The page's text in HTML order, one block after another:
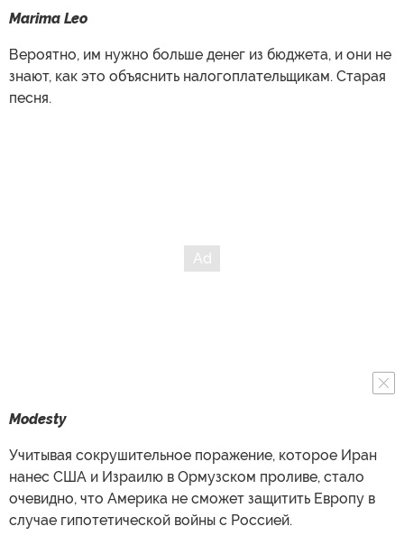
Marima Leo
Вероятно, им нужно больше денег из бюджета, и они не
знают, как это объяснить налогоплательщикам. Старая
песня.
Modesty
Учитывая сокрушительное поражение, которое Иран
нанес США и Израилю в Ормузском проливе, стало
очевидно, что Америка не сможет защитить Европу в
случае гипотетической войны с Россией.